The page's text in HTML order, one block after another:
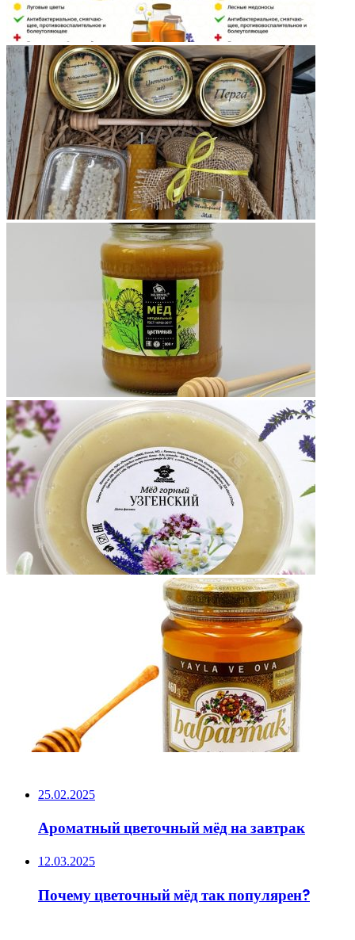
25.02.2025
Ароматный цветочный мёд на завтрак
12.03.2025
Почему цветочный мёд так популярен?